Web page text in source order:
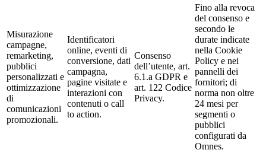
Misurazione
campagne,
remarketing,
pubblici
personalizzati e
ottimizzazione
di
comunicazioni
promozionali.
Identificatori
online, eventi di
conversione, dati
campagna,
pagine visitate e
interazioni con
contenuti o call
to action.
Consenso
dell’utente, art.
6.1.a GDPR e
art. 122 Codice
Privacy.
Fino alla revoca
del consenso e
secondo le
durate indicate
nella Cookie
Policy e nei
pannelli dei
fornitori; di
norma non oltre
24 mesi per
segmenti o
pubblici
configurati da
Omnes.